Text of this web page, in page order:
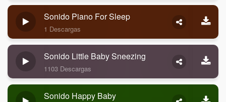
Sonido Piano For Sleep
1 Descargas
Sonido Little Baby Sneezing
1103 Descargas
Sonido Happy Baby